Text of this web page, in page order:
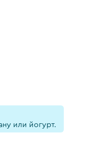
или йогурт.